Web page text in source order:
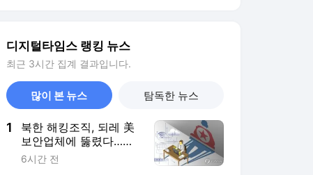
디지털타임스 랭킹 뉴스
최근 3시간 집계 결과입니다.
많이 본 뉴스 탐독한 뉴스
1
북한 해킹조직, 되레 美
보안업체에 뚫렸다…
1640개 기업 해킹 사실
6시간 전